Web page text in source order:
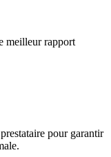
meilleur rapport
pour garantir